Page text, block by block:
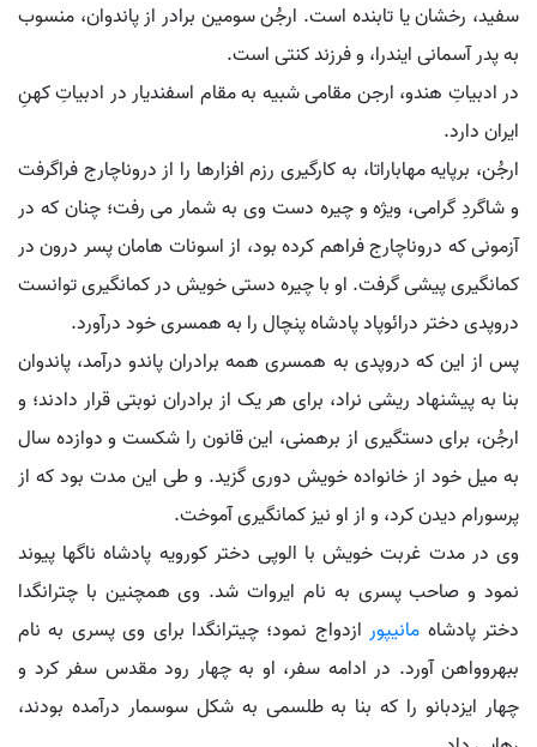
سفید، رخشان یا تابنده است. ارجُن سومین برادر از پاندوان، منسوب
به پدر آسمانی ایندرا، و فرزند کنتی است.
در ادبیاتِ هندو، ارجن مقامی شبیه به مقام اسفندیار در ادبیاتِ کهنِ
ایران دارد.
ارجُن، برپایه مهاباراتا، به کارگیری رزم افزارها را از دروناچارج فراگرفت
و شاگردِ گرامی، ویژه و چیره دست وی به شمار می رفت؛ چنان که در
آزمونی که دروناچارج فراهم کرده بود، از اسونات هامان پسر درون در
کمانگیری پیشی گرفت. او با چیره دستی خویش در کمانگیری توانست
دروپدی دختر درائوپاد پادشاه پنچال را به همسری خود درآورد.
پس از این که دروپدی به همسری همه برادران پاندو درآمد، پاندوان
بنا به پیشنهاد ریشی نراد، برای هر یک از برادران نوبتی قرار دادند؛ و
ارجُن، برای دستگیری از برهمنی، این قانون را شکست و دوازده سال
به میل خود از خانواده خویش دوری گزید. و طی این مدت بود که از
پرسورام دیدن کرد، و از او نیز کمانگیری آموخت.
وی در مدت غربت خویش با الوپی دختر کورویه پادشاه ناگها پیوند
نمود و صاحب پسری به نام ایروات شد. وی همچنین با چترانگدا
دختر پادشاه مانیپورازدواج نمود؛ چیترانگدا برای وی پسری به نام
ببهروواهن آورد. در ادامه سفر، او به چهار رود مقدس سفر کرد و
چهار ایزدبانو را که بنا به طلسمی به شکل سوسمار درآمده بودند،